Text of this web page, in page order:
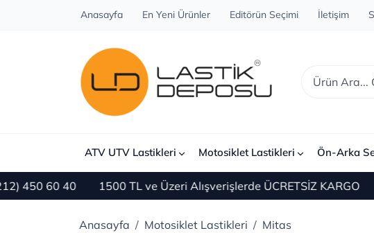
Anasayfa En Yeni Ürünler Editörün Seçimi İletişim
ATV UTV Lastikleri Motosiklet Lastikleri Ön-Arka
60 40 1500 TL ve Üzeri Alışverişlerde ÜCRETSİZ KARGO Bize
Anasayfa Motosiklet Lastikleri Mitas